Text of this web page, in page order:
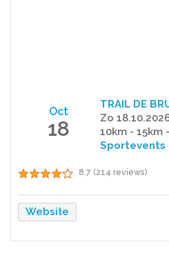
Oct
18
TRAIL DE
Zo
10km - 15km
Sportevents
8.7 (214 reviews)
Website